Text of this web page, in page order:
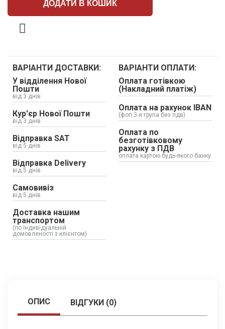
ДОДАТИ В КОШИК
ВАРІАНТИ ДОСТАВКИ:
У відділення Нової
Пошти
від 3 днів
Кур'єр Нової Пошти
від 3 днів
Відправка SAT
від 5 днів
Відправка Delivery
від 5 днів
Самовивіз
від 5 днів
Доставка нашим
транспортом
(по індивідуальній
домовленості з клієнтом)
ВАРІАНТИ ОПЛАТИ:
Оплата готівкою
(Накладний платіж)
Оплата на рахунок IBAN
(фоп 3-я група без пдв)
Оплата по
безготівковому
рахунку з ПДВ
оплата картою будь-якого банку
ОПИС ВІДГУКИ (0)